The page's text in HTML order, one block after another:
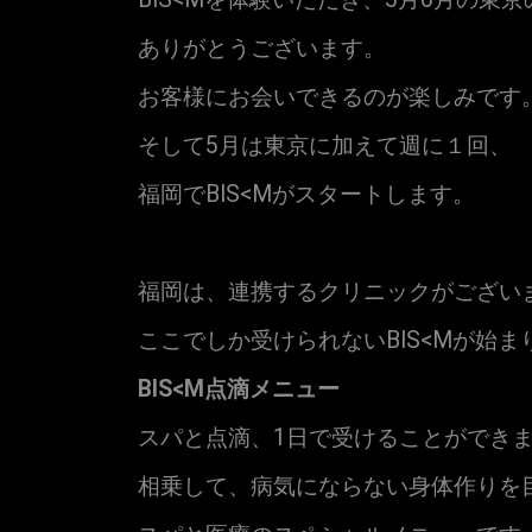
ありがとうございます。
お客様にお会いできるのが楽しみです
そして5月は東京に加えて週に１回、
福岡でBIS<Mがスタートします。
福岡は、連携するクリニックがござい
ここでしか受けられないBIS<Mが始ま
BIS<M点滴メニュー
スパと点滴、1日で受けることができ
相乗して、病気にならない身体作りを